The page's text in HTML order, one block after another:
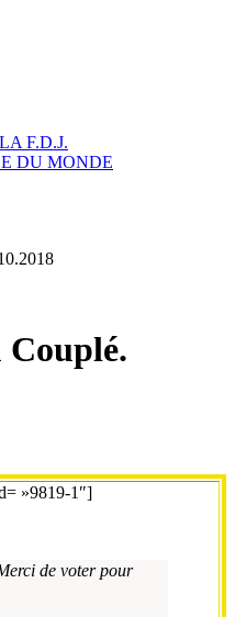
F.D.J.
DU MONDE
»9819-1″]
de voter pour